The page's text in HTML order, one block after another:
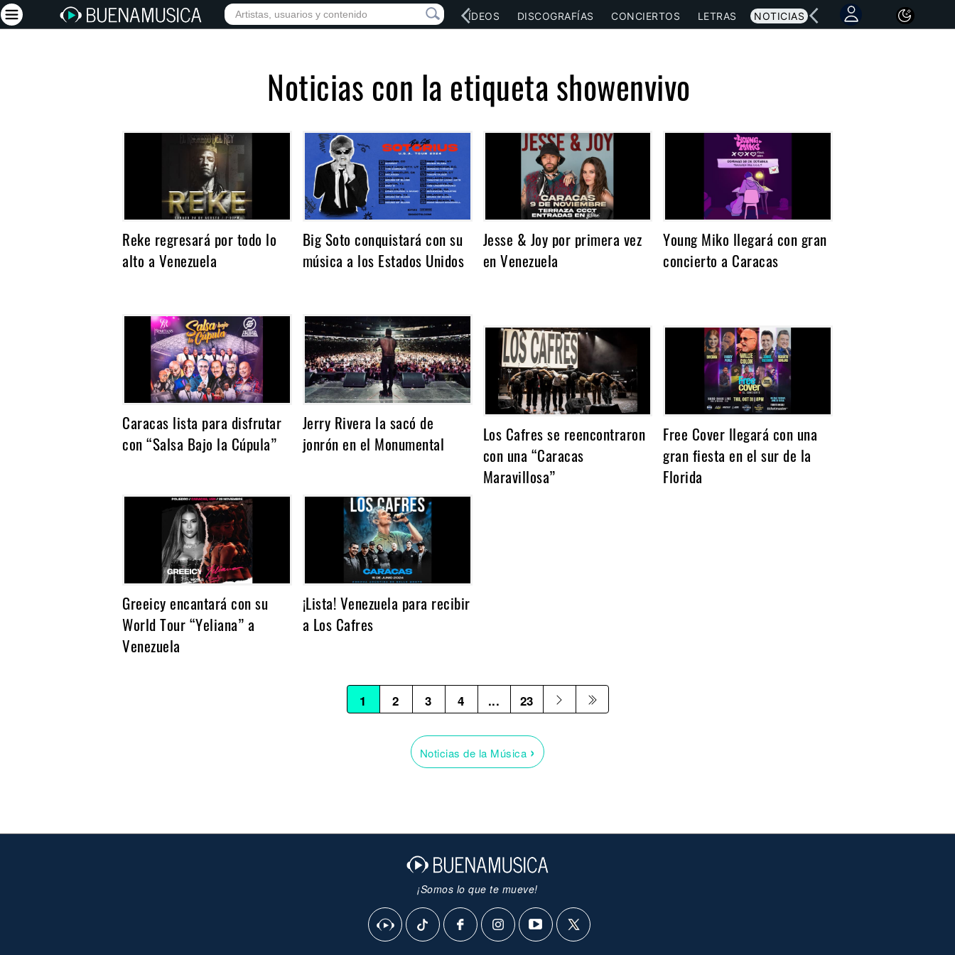
INICIO ARTISTAS RED SOCIAL MÚSICA VÍDEOS DISCOGRAFÍAS CONCIERTOS LETRAS NOTICIAS
Noticias con la etiqueta showenvivo
Reke regresará por todo lo
alto a Venezuela
Big Soto conquistará con su
música a los Estados Unidos
Jesse & Joy por primera vez
en Venezuela
Young Miko llegará con gran
concierto a Caracas
Caracas lista para disfrutar
con “Salsa Bajo la Cúpula”
Jerry Rivera la sacó de
jonrón en el Monumental
Los Cafres se reencontraron
con una “Caracas
Maravillosa”
Free Cover llegará con una
gran fiesta en el sur de la
Florida
Greeicy encantará con su
World Tour “Yeliana” a
Venezuela
¡Lista! Venezuela para recibir
a Los Cafres
1 2 3 4 ... 23
Noticias de la Música ›
¡Somos lo que te mueve!